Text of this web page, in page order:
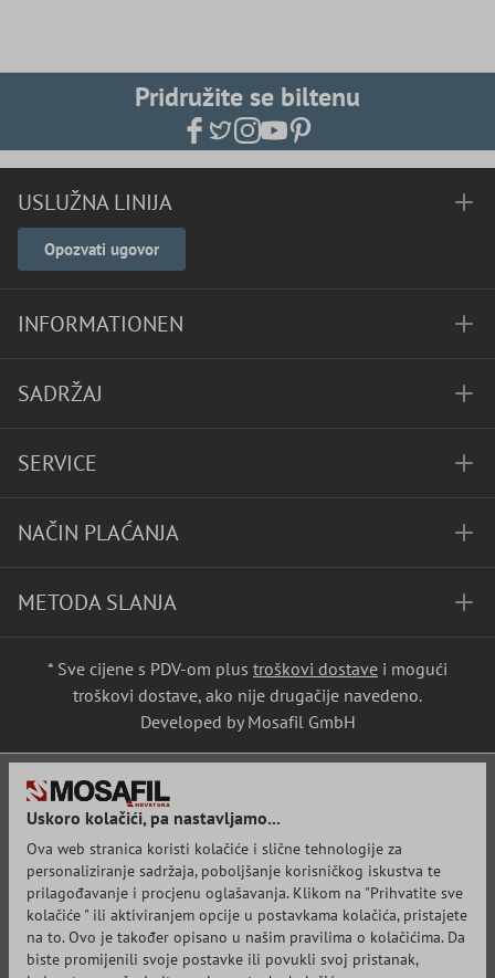
Pridružite se biltenu
USLUŽNA LINIJA
Opozvati ugovor
INFORMATIONEN
SADRŽAJ
SERVICE
NAČIN PLAĆANJA
METODA SLANJA
* Sve cijene s PDV-om plus troškovi dostave i mogući
troškovi dostave, ako nije drugačije navedeno.
Developed by Mosafil GmbH
Uskoro kolačići, pa nastavljamo...
Ova web stranica koristi kolačiće i slične tehnologije za
personaliziranje sadržaja, poboljšanje korisničkog iskustva te
prilagođavanje i procjenu oglašavanja. Klikom na "Prihvatite sve
kolačiće " ili aktiviranjem opcije u postavkama kolačića, pristajete
na to. Ovo je također opisano u našim pravilima o kolačićima. Da
biste promijenili svoje postavke ili povukli svoj pristanak,